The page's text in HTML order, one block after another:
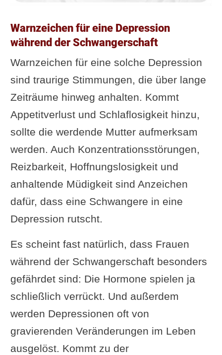
Warnzeichen für eine Depression
während der Schwangerschaft
Warnzeichen für eine solche Depression
sind traurige Stimmungen, die über lange
Zeiträume hinweg anhalten. Kommt
Appetitverlust und Schlaflosigkeit hinzu,
sollte die werdende Mutter aufmerksam
werden. Auch Konzentrationsstörungen,
Reizbarkeit, Hoffnungslosigkeit und
anhaltende Müdigkeit sind Anzeichen
dafür, dass eine Schwangere in eine
Depression rutscht.
Es scheint fast natürlich, dass Frauen
während der Schwangerschaft besonders
gefährdet sind: Die Hormone spielen ja
schließlich verrückt. Und außerdem
werden Depressionen oft von
gravierenden Veränderungen im Leben
ausgelöst. Kommt zu der